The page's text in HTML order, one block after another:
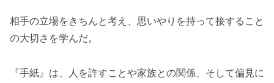
相手の立場をきちんと考え、思いやりを持って接すること
の大切さを学んだ。
『手紙』は、人を許すことや家族との関係、そして偏見に